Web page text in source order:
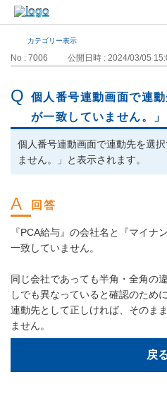
カテゴリー表示
No : 7006 公開日時 : 2024/03/05
個人番号連動画面で連
が一致していません。」
個人番号連動画面で連動先を選
ません。」と表示されます。
『PCA給与』の会社名と『マイナ
一致していません。
同じ会社であっても半角・全角の
しでも異なっていると確認のため
連動先として正しければ、そのま
ません。
戻